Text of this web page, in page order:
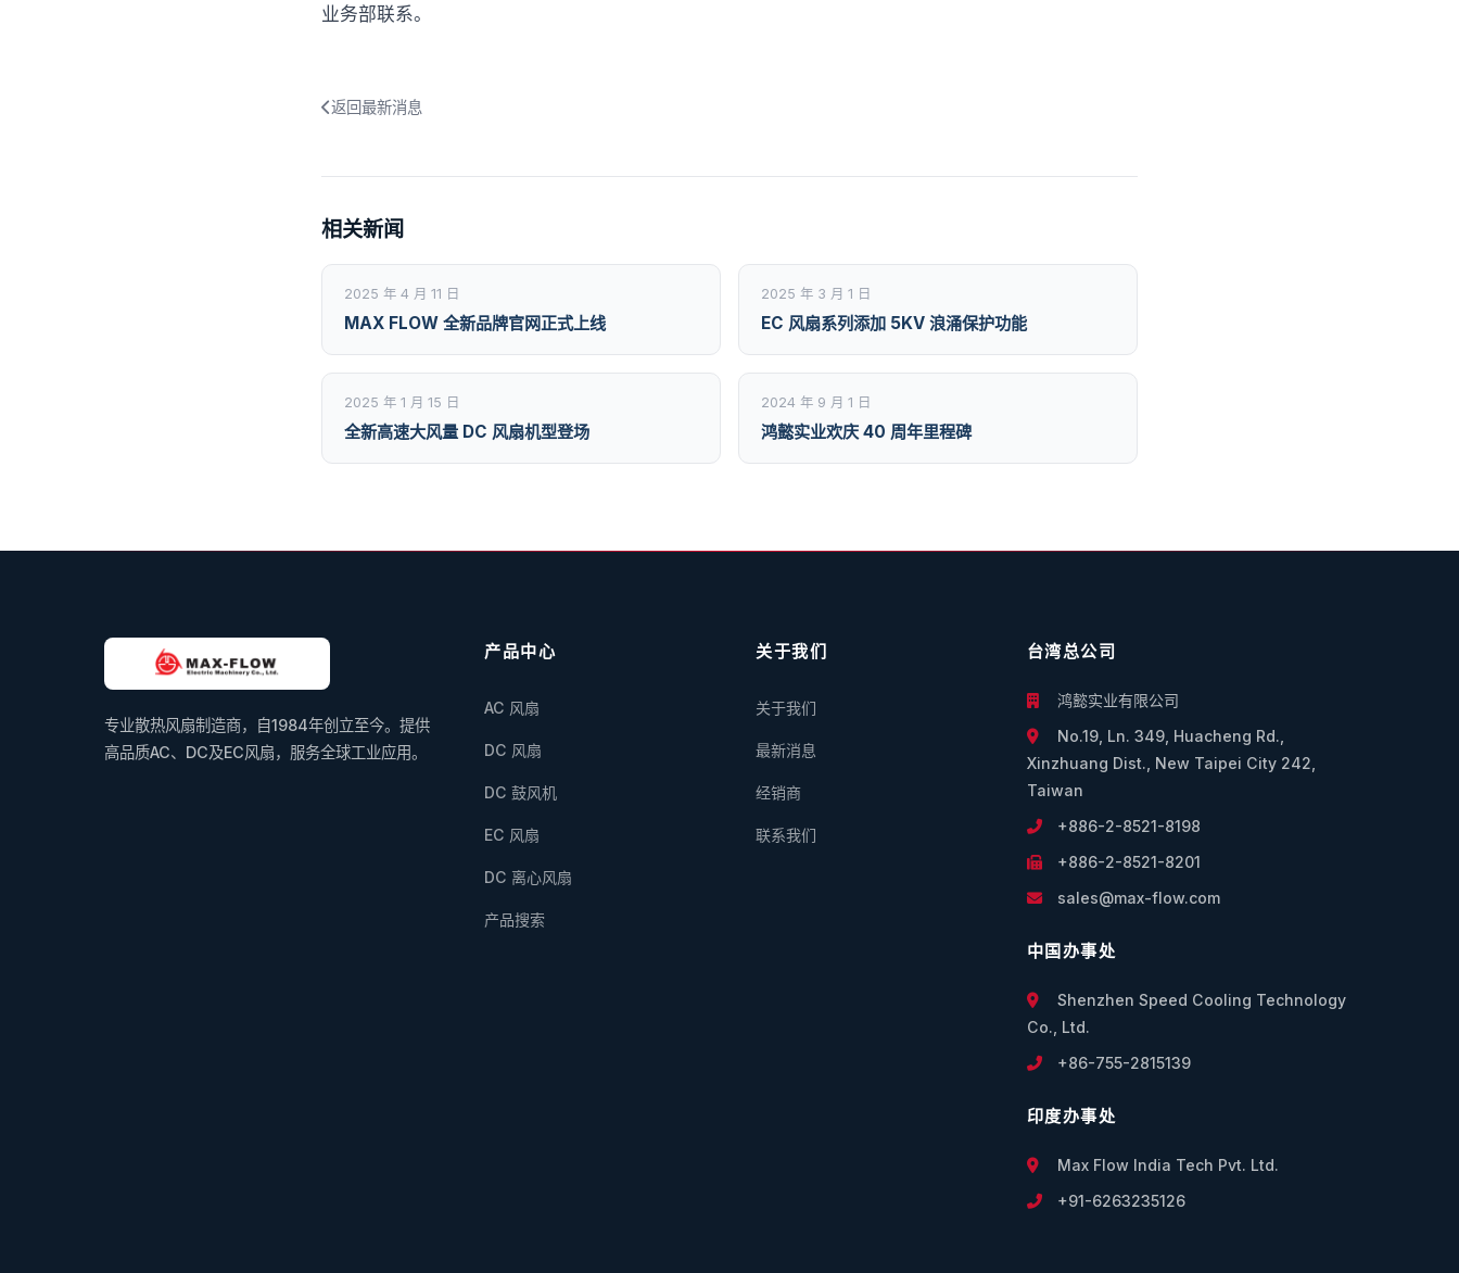
业务部联系。
返回最新消息
相关新闻
2025 年 4 月 11 日
MAX FLOW 全新品牌官网正式上线
2025 年 3 月 1 日
EC 风扇系列添加 5KV 浪涌保护功能
2025 年 1 月 15 日
全新高速大风量 DC 风扇机型登场
2024 年 9 月 1 日
鸿懿实业欢庆 40 周年里程碑
专业散热风扇制造商，自1984年创立至今。提供
高品质AC、DC及EC风扇，服务全球工业应用。
产品中心
AC 风扇
DC 风扇
DC 鼓风机
EC 风扇
DC 离心风扇
产品搜索
关于我们
关于我们
最新消息
经销商
联系我们
台湾总公司
鸿懿实业有限公司
No.19, Ln. 349, Huacheng Rd.,
Xinzhuang Dist., New Taipei City 242,
Taiwan
+886-2-8521-8198
+886-2-8521-8201
sales@max-flow.com
中国办事处
Shenzhen Speed Cooling Technology
Co., Ltd.
+86-755-2815139
印度办事处
Max Flow India Tech Pvt. Ltd.
+91-6263235126